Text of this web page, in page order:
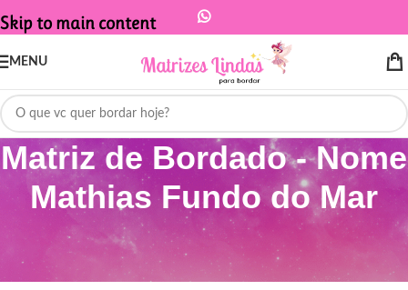
Skip to main content
MENU
Matriz de Bordado - Nome
Mathias Fundo do Mar
Início
Produtos marcados com a tag “Matriz de Bordado - Nome Mathias
Fundo do Mar”